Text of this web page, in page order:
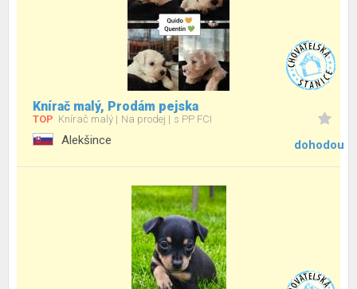
Knírač malý, Prodám pejska
TOP Knírač malý Na prodej s PP FCI
Alekšince dohodou